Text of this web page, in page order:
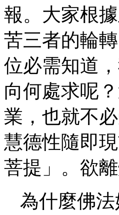
報。大家根
苦三者的輪
位必需知道
向何處求呢
業，也就不
慧德性隨即
菩提」。欲
為什麼佛